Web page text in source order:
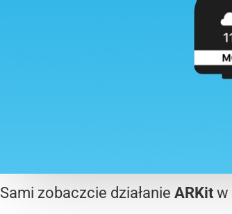
Sami zobaczcie działanie ARKit w